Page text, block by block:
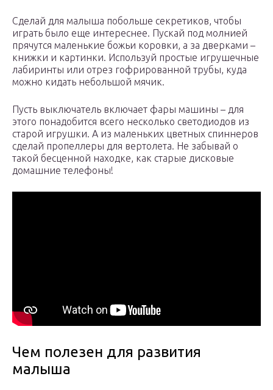
Сделай для малыша побольше секретиков, чтобы
играть было еще интереснее. Пускай под молнией
прячутся маленькие божьи коровки, а за дверками –
книжки и картинки. Используй простые игрушечные
лабиринты или отрез гофрированной трубы, куда
можно кидать небольшой мячик.
Пусть выключатель включает фары машины – для
этого понадобится всего несколько светодиодов из
старой игрушки. А из маленьких цветных спиннеров
сделай пропеллеры для вертолета. Не забывай о
такой бесценной находке, как старые дисковые
домашние телефоны!
Чем полезен для развития
малыша